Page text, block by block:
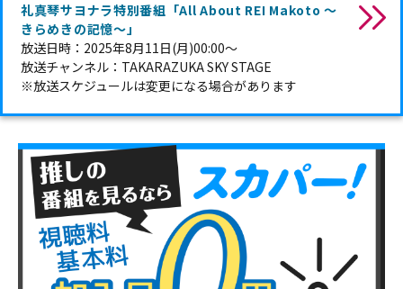
礼真琴サヨナラ特別番組「All About REI Makoto ～
きらめきの記憶～」
放送日時：2025年8月11日(月)00:00～
放送チャンネル：TAKARAZUKA SKY STAGE
※放送スケジュールは変更になる場合があります